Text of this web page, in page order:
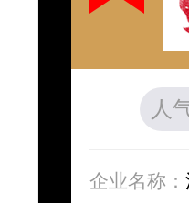
人
企业名称：